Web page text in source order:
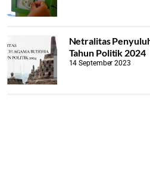
Netralitas
Tahun Politik 2024
14 September 2023